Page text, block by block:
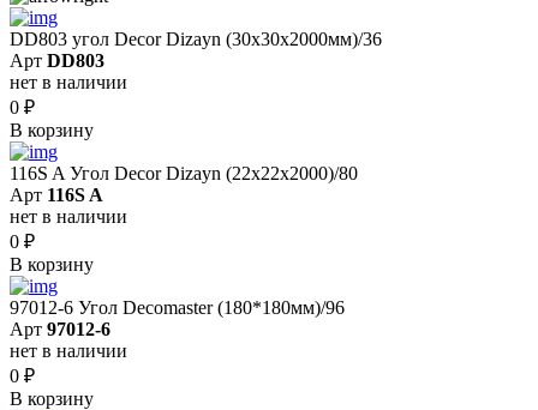
DD803 угол Decor Dizayn (30x30x2000мм)/36
Арт DD803
нет в наличии
0 ₽
В корзину
116S A Угол Decor Dizayn (22х22х2000)/80
Арт 116S A
нет в наличии
0 ₽
В корзину
97012-6 Угол Decomaster (180*180мм)/96
Арт 97012-6
нет в наличии
0 ₽
В корзину